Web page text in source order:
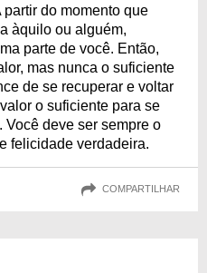
do momento que
àquilo ou alguém,
parte de você. Então,
mas nunca o suficiente
de se recuperar e voltar
o suficiente para se
deve ser sempre o
felicidade verdadeira.
COMPARTILHAR